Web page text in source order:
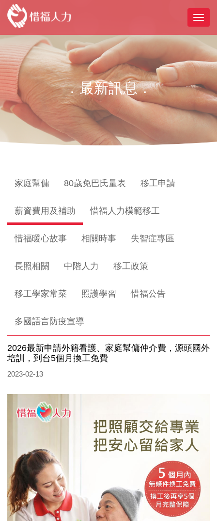
．最新訊息．
家庭幫傭 80歲免巴氏量表 移工申請
薪資費用及補助 惜福人力模範移工
惜福暖心故事 相關時事 失智症專區
長照相關 中階人力 移工政策
移工學家常菜 照護學習 惜福公告
多國語言防疫宣導
2026最新申請外籍看護、家庭幫傭仲介費，源頭國外
培訓，到台5個月換工免費
2023-02-13